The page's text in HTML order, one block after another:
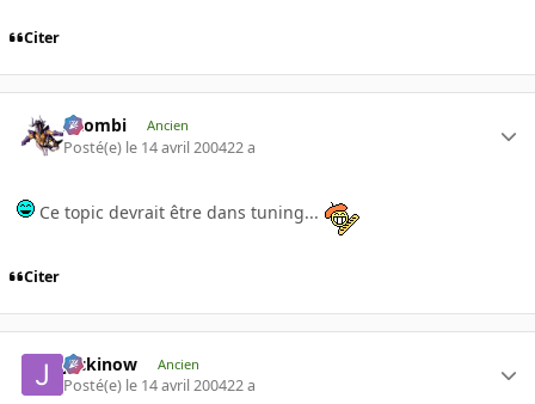
Citer
XZombi Ancien
Posté(e) le 14 avril 200422 a
Ce topic devrait être dans tuning...
Citer
jackinow Ancien
Posté(e) le 14 avril 200422 a